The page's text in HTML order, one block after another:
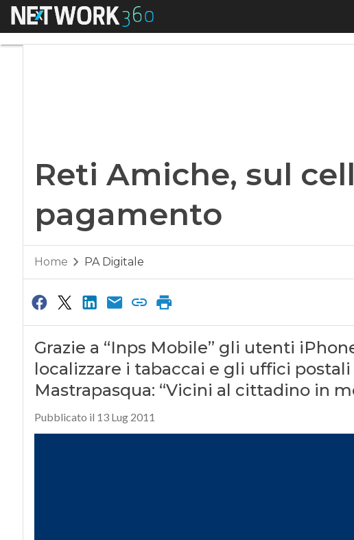
Menu
Reti Amiche, sul
pagamento
Home PA Digitale
Grazie a “Inps Mobile” gli utenti
localizzare i tabaccai e gli uffici
Mastrapasqua: “Vicini al cittadino in
Pubblicato il 13 Lug 2011